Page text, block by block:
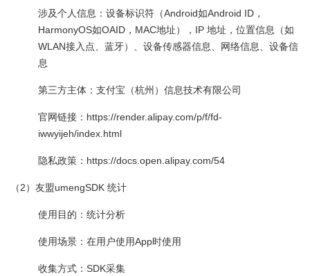
涉及个人信息：设备标识符（Android如Android ID，
HarmonyOS如OAID，MAC地址），IP 地址，位置信息（如
WLAN接入点、蓝牙）、设备传感器信息、网络信息、设备信
息
第三方主体：支付宝（杭州）信息技术有限公司
官网链接：https://render.alipay.com/p/f/fd-
iwwyijeh/index.html
隐私政策：https://docs.open.alipay.com/54
（2）友盟umengSDK 统计
使用目的：统计分析
使用场景：在用户使用App时使用
收集方式：SDK采集